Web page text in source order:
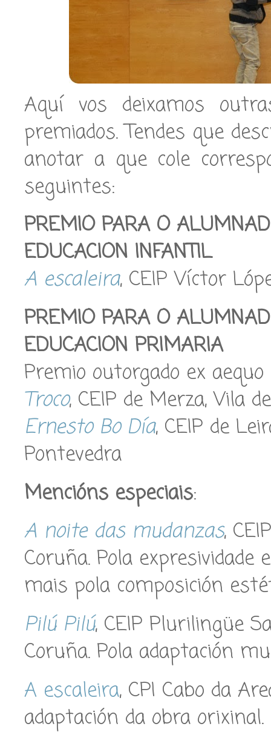
Aquí vos deixamos
premiados. Tendes que
anotar a que cole
seguintes:
PREMIO PARA O
EDUCACION INFANTIL
A escaleira, CEIP Víctor
PREMIO PARA O
EDUCACION PRIMARIA
Premio outorgado ex aequo
Troco, CEIP de Merza, Vila
Ernesto Bo Día, CEIP de
Pontevedra
Mencións especiais:
A noite das mudanzas,
Coruña. Pola
mais pola composición
Pilú Pilú, CEIP Plurilingüe
Coruña. Pola adaptación
A escaleira, CPI Cabo da
adaptación da obra orixinal.